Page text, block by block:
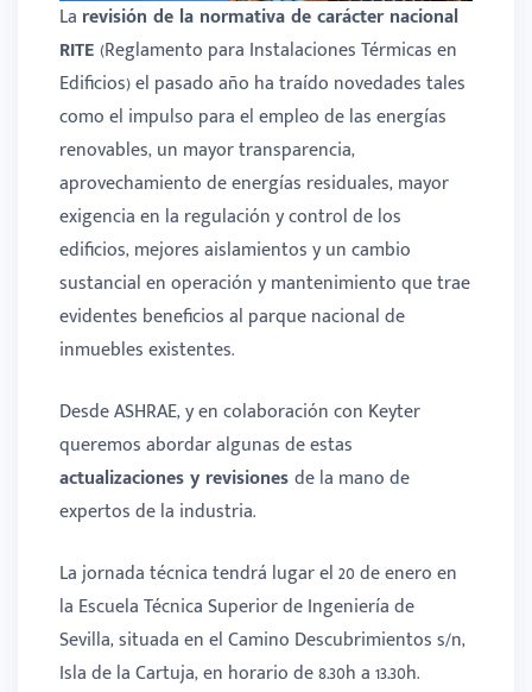
La revisión de la normativa de carácter nacional
RITE(Reglamento para Instalaciones Térmicas en
Edificios) el pasado año ha traído novedades tales
como el impulso para el empleo de las energías
renovables, un mayor transparencia,
aprovechamiento de energías residuales, mayor
exigencia en la regulación y control de los
edificios, mejores aislamientos y un cambio
sustancial en operación y mantenimiento que trae
evidentes beneficios al parque nacional de
inmuebles existentes.
Desde ASHRAE, y en colaboración con Keyter
queremos abordar algunas de estas
actualizaciones y revisionesde la mano de
expertos de la industria.
La jornada técnica tendrá lugar el 20 de enero en
la Escuela Técnica Superior de Ingeniería de
Sevilla, situada en el Camino Descubrimientos s/n,
Isla de la Cartuja, en horario de 8.30h a 13.30h.